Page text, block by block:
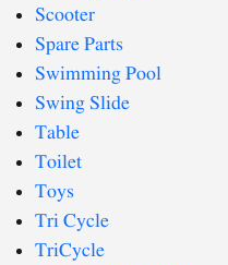
Scooter
Spare Parts
Swimming Pool
Swing Slide
Table
Toilet
Toys
Tri Cycle
TriCycle